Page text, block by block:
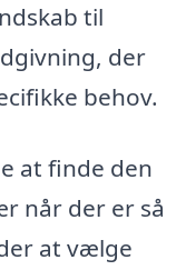
til
der
behov.
at finde den
når der er så
at vælge